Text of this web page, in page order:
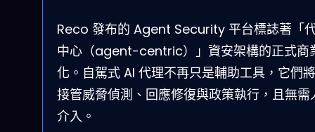
Reco 發布的 Agent Security 平台標誌著「
中心（agent-centric）」資安架構的正式商
化。自駕式 AI 代理不再只是輔助工具，它們
接管威脅偵測、回應修復與政策執行，且無需
介入。